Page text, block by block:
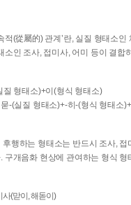
적(從屬的) 관계’란, 실질 형태소인
소인 조사, 접미사, 어미 등이 결합
질 형태소)+이(형식 형태소)
­-(실질 형태소)+­-히­-(형식 형태소
행하는 형태소는 반드시 조사, 접
구개음화 현상에 관여하는 형식 형
사(맏이, 해돋이)